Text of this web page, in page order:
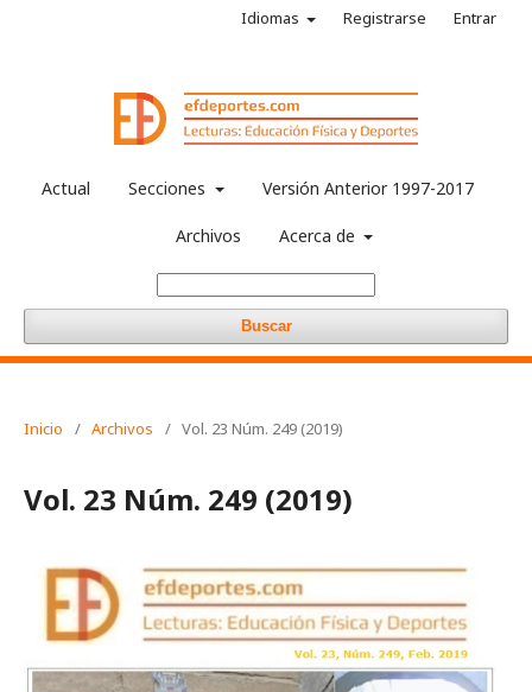
Actual Secciones Versión Anterior 1997-2017
Archivos Acerca de
Buscar
Idiomas Registrarse Entrar
Inicio / Archivos / Vol. 23 Núm. 249 (2019)
Vol. 23 Núm. 249 (2019)